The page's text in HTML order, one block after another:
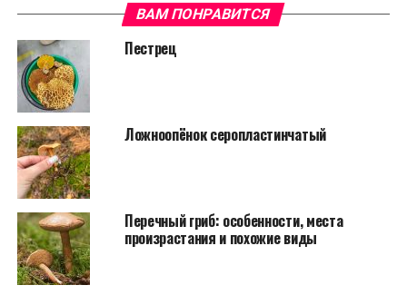
ВАМ ПОНРАВИТСЯ
Пестрец
Ложноопёнок серопластинчатый
Перечный гриб: особенности, места
произрастания и похожие виды